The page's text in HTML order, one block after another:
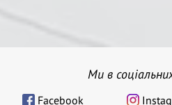
Ми в
Facebook